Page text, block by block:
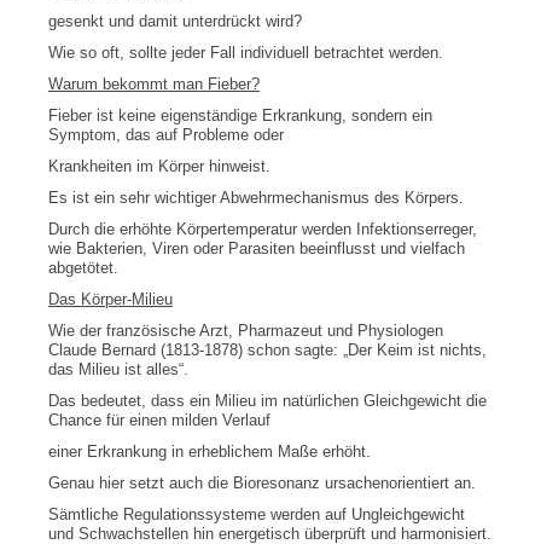
gesenkt und damit unterdrückt wird?
Wie so oft, sollte jeder Fall individuell betrachtet werden.
Warum bekommt man Fieber?
Fieber ist keine eigenständige Erkrankung, sondern ein
Symptom, das auf Probleme oder
Krankheiten im Körper hinweist.
Es ist ein sehr wichtiger Abwehrmechanismus des Körpers.
Durch die erhöhte Körpertemperatur werden Infektionserreger,
wie Bakterien, Viren oder Parasiten beeinflusst und vielfach
abgetötet.
Das Körper-Milieu
Wie der französische Arzt, Pharmazeut und Physiologen
Claude Bernard (1813-1878) schon sagte: „Der Keim ist nichts,
das Milieu ist alles“.
Das bedeutet, dass ein Milieu im natürlichen Gleichgewicht die
Chance für einen milden Verlauf
einer Erkrankung in erheblichem Maße erhöht.
Genau hier setzt auch die Bioresonanz ursachenorientiert an.
Sämtliche Regulationssysteme werden auf Ungleichgewicht
und Schwachstellen hin energetisch überprüft und harmonisiert.